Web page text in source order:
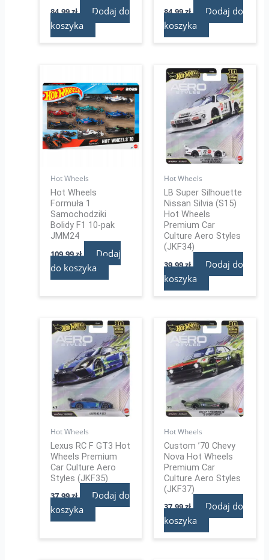
84,99zł
Dodaj do
koszyka
84,99zł
Dodaj do
koszyka
Hot Wheels
Hot Wheels
Formuła 1
Samochodziki
Bolidy F1 10-pak
JMM24
109,99zł
Dodaj
do koszyka
Hot Wheels
LB Super Silhouette
Nissan Silvia (S15)
Hot Wheels
Premium Car
Culture Aero Styles
(JKF34)
39,99zł
Dodaj do
koszyka
Hot Wheels
Lexus RC F GT3 Hot
Wheels Premium
Car Culture Aero
Styles (JKF35)
37,99zł
Dodaj do
koszyka
Hot Wheels
Custom ’70 Chevy
Nova Hot Wheels
Premium Car
Culture Aero Styles
(JKF37)
37,99zł
Dodaj do
koszyka